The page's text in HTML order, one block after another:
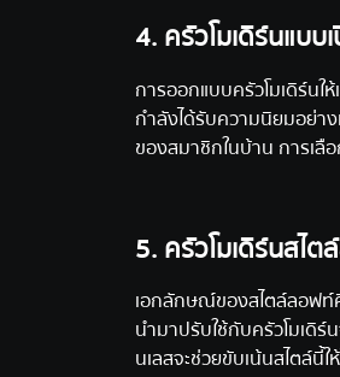
4. ครัวโมเดิร์นแบบ
การออกแบบครัวโมเดิร์น
กำลังได้รับความนิยมอย่า
ของสมาชิกในบ้าน การเลื
5. ครัวโมเดิร์นสไ
เอกลักษณ์ของสไตล์ลอฟท์
นำมาปรับใช้กับครัวโมเดิร์
นเลสจะช่วยขับเน้นสไตล์นี้